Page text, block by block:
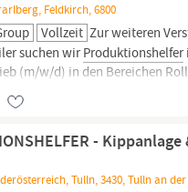
Feldkirch, 6800
Vollzeit Zur weiteren
suchen wirProduktionshelfer
(m/w/d) in den Bereichen
Unser Angebot: Moderner
einem wachstums- und
sowie
-
Tulln, 3430, Tulln an